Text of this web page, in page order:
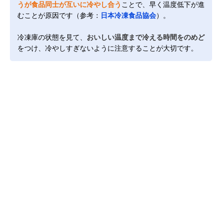
うが食品同士が互いに冷やし合う ことで、早く温度低下が進
むことが原因です（参考： 日本冷凍食品協会）。
冷凍庫の状態を見て、 おいしい温度まで冷える時間をのめど
をつけ、冷やしすぎないように注意することが大切です。